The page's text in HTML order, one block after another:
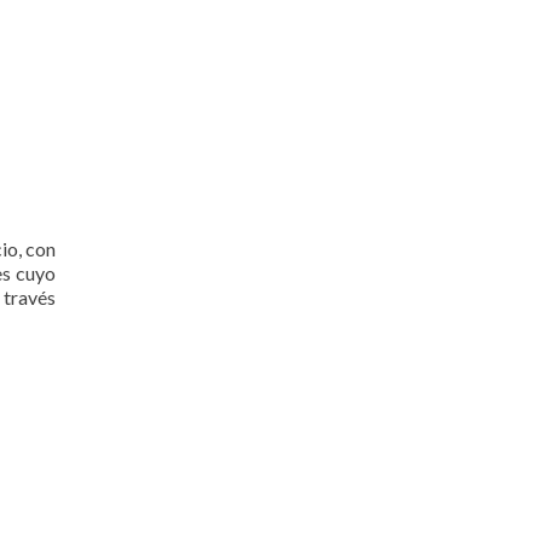
con
cuyo
través